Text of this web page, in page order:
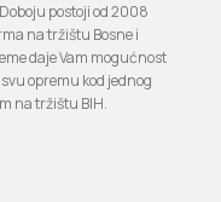
postoji od 2008
na tržištu Bosne i
daje Vam mogućnost
opremu kod jednog
na tržištu BIH.